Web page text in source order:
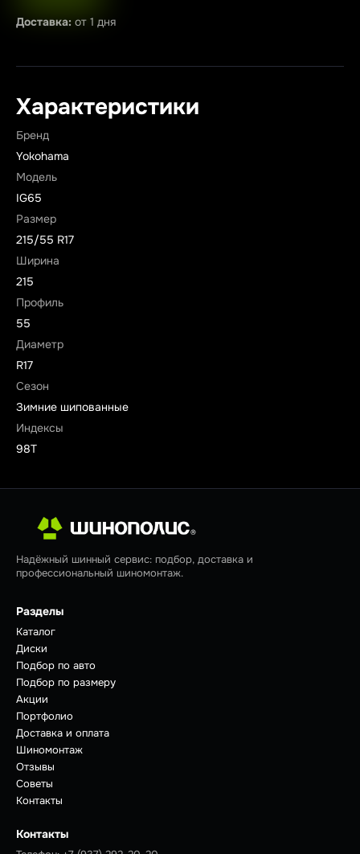
Доставка: от 1 дня
Характеристики
Бренд
Yokohama
Модель
IG65
Размер
215/55 R17
Ширина
215
Профиль
55
Диаметр
R17
Сезон
Зимние шипованные
Индексы
98T
Надёжный шинный сервис: подбор, доставка и
профессиональный шиномонтаж.
Разделы
Каталог
Диски
Подбор по авто
Подбор по размеру
Акции
Портфолио
Доставка и оплата
Шиномонтаж
Отзывы
Советы
Контакты
Контакты